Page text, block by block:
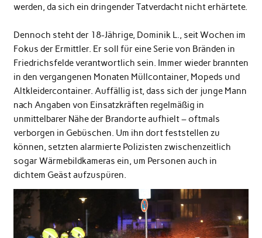
werden, da sich ein dringender Tatverdacht nicht erhärtete.
Dennoch steht der 18-Jährige, Dominik L., seit Wochen im
Fokus der Ermittler. Er soll für eine Serie von Bränden in
Friedrichsfelde verantwortlich sein. Immer wieder brannten
in den vergangenen Monaten Müllcontainer, Mopeds und
Altkleidercontainer. Auffällig ist, dass sich der junge Mann
nach Angaben von Einsatzkräften regelmäßig in
unmittelbarer Nähe der Brandorte aufhielt – oftmals
verborgen in Gebüschen. Um ihn dort feststellen zu
können, setzten alarmierte Polizisten zwischenzeitlich
sogar Wärmebildkameras ein, um Personen auch in
dichtem Geäst aufzuspüren.